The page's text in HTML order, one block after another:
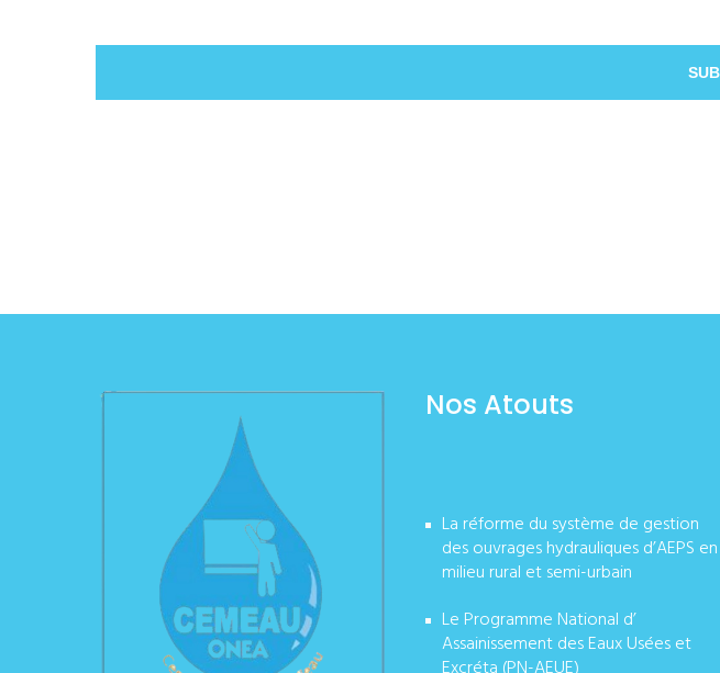
Nos Atouts
La réforme du système de gestion
des ouvrages hydrauliques d’AEPS en
milieu rural et semi-urbain
Le Programme National d’
Assainissement des Eaux Usées et